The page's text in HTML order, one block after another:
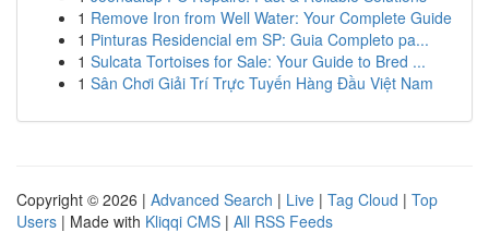
1 Remove Iron from Well Water: Your Complete Guide
1 Pinturas Residencial em SP: Guia Completo pa...
1 Sulcata Tortoises for Sale: Your Guide to Bred ...
1 Sân Chơi Giải Trí Trực Tuyến Hàng Đầu Việt Nam
Copyright © 2026 | Advanced Search | Live | Tag Cloud | Top
Users | Made with Kliqqi CMS | All RSS Feeds